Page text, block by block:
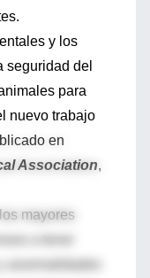
y los
seguridad del
para
nuevo trabajo
en
Association,
mayores
a tener